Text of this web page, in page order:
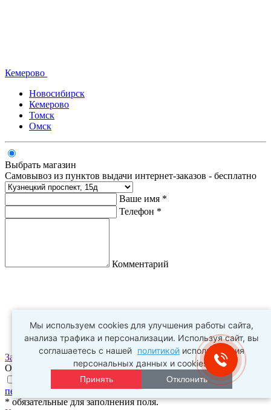
Кемерово
Новосибирск
Кемерово
Томск
Омск
Выбрать магазин
Самовывоз из пунктов выдачи интернет-заказов - бесплатно
Ваше имя *
Телефон *
Комментарий
Заказать
Оплата заказа происходит в пункте выдачи
Нажимая на галочку, я соглашаюсь сусловиями обработки
персональных данныхиполитикой конфиденциальности
* обязательные для заполнения поля.
Мы используем cookies для улучшения работы сайта,
анализа трафика и персонализации. Используя сайт, вы
соглашаетесь с нашей политикой использования
персональных данных и cookies.
Принять Отклонить